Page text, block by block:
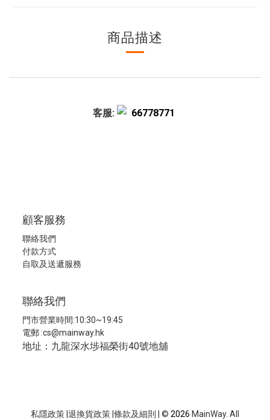
商品描述
客服: 66778771
顧客服務
聯絡我們
付款方式
自取及送遞服務
聯絡我們
門市營業時間:10:30~19:45
電郵 :cs@mainway.hk
地址：九龍深水埗福榮街40號地舖
私隱政策 退換貨政策 條款及細則 | © 2026 MainWay. All